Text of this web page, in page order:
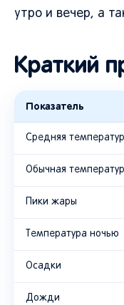
утро и вечер, а
Краткий
Показатель
Средняя
Обычная
Пики жары
Температура ночью
Осадки
Дожди